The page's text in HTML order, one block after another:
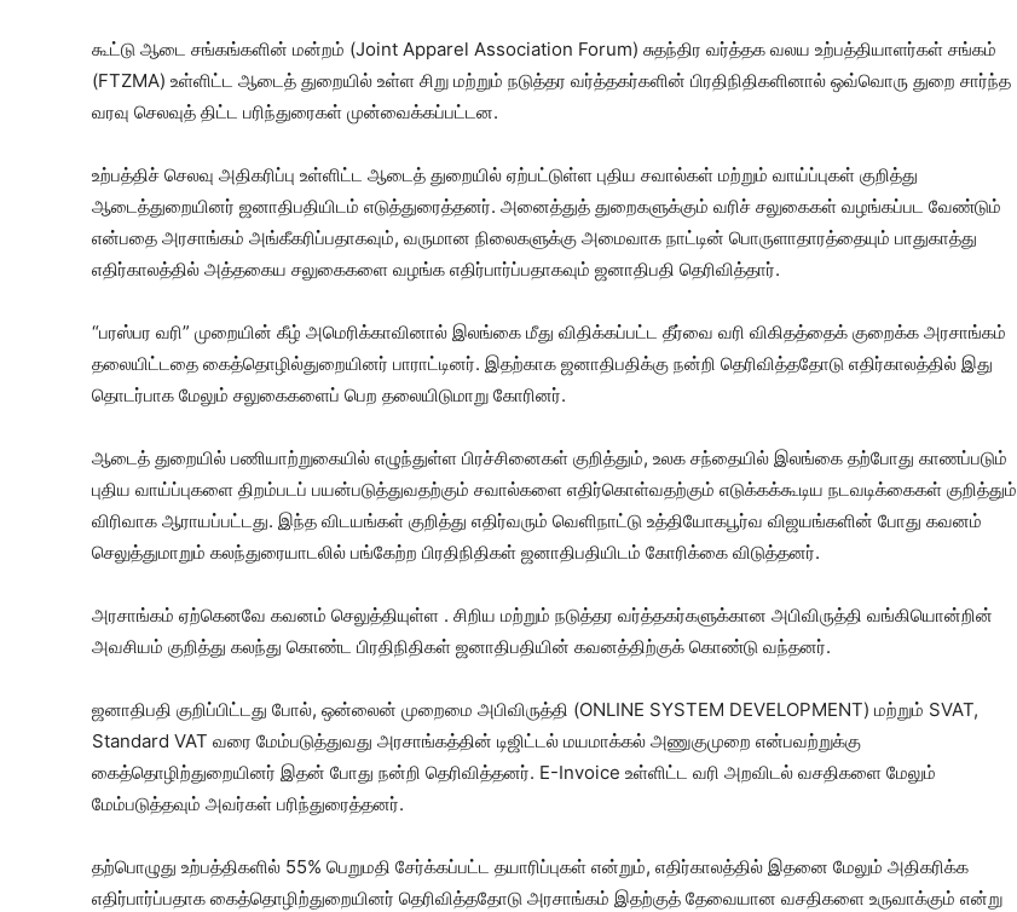
கூட்டு ஆடை சங்கங்களின் மன்றம் (Joint Apparel Association Forum) சுதந்திர வர்த்தக வலய உற்பத்தியாளர்கள் சங்கம்
(FTZMA) உள்ளிட்ட ஆடைத் துறையில் உள்ள சிறு மற்றும் நடுத்தர வர்த்தகர்களின் பிரதிநிதிகளினால் ஒவ்வொரு துறை சார்ந்த
வரவு செலவுத் திட்ட பரிந்துரைகள் முன்வைக்கப்பட்டன.
உற்பத்திச் செலவு அதிகரிப்பு உள்ளிட்ட ஆடைத் துறையில் ஏற்பட்டுள்ள புதிய சவால்கள் மற்றும் வாய்ப்புகள் குறித்து
ஆடைத்துறையினர் ஜனாதிபதியிடம் எடுத்துரைத்தனர். அனைத்துத் துறைகளுக்கும் வரிச் சலுகைகள் வழங்கப்பட வேண்டும்
என்பதை அரசாங்கம் அங்கீகரிப்பதாகவும், வருமான நிலைகளுக்கு அமைவாக நாட்டின் பொருளாதாரத்தையும் பாதுகாத்து
எதிர்காலத்தில் அத்தகைய சலுகைகளை வழங்க எதிர்பார்ப்பதாகவும் ஜனாதிபதி தெரிவித்தார்.
“பரஸ்பர வரி” முறையின் கீழ் அமெரிக்காவினால் இலங்கை மீது விதிக்கப்பட்ட தீர்வை வரி விகிதத்தைக் குறைக்க அரசாங்கம்
தலையிட்டதை கைத்தொழில்துறையினர் பாராட்டினர். இதற்காக ஜனாதிபதிக்கு நன்றி தெரிவித்ததோடு எதிர்காலத்தில் இது
தொடர்பாக மேலும் சலுகைகளைப் பெற தலையிடுமாறு கோரினர்.
ஆடைத் துறையில் பணியாற்றுகையில் எழுந்துள்ள பிரச்சினைகள் குறித்தும், உலக சந்தையில் இலங்கை தற்போது காணப்படும்
புதிய வாய்ப்புகளை திறம்படப் பயன்படுத்துவதற்கும் சவால்களை எதிர்கொள்வதற்கும் எடுக்கக்கூடிய நடவடிக்கைகள் குறித்தும்
விரிவாக ஆராயப்பட்டது. இந்த விடயங்கள் குறித்து எதிர்வரும் வெளிநாட்டு உத்தியோகபூர்வ விஜயங்களின் போது கவனம்
செலுத்துமாறும் கலந்துரையாடலில் பங்கேற்ற பிரதிநிதிகள் ஜனாதிபதியிடம் கோரிக்கை விடுத்தனர்.
அரசாங்கம் ஏற்கெனவே கவனம் செலுத்தியுள்ள . சிறிய மற்றும் நடுத்தர வர்த்தகர்களுக்கான அபிவிருத்தி வங்கியொன்றின்
அவசியம் குறித்து கலந்து கொண்ட பிரதிநிதிகள் ஜனாதிபதியின் கவனத்திற்குக் கொண்டு வந்தனர்.
ஜனாதிபதி குறிப்பிட்டது போல், ஒன்லைன் முறைமை அபிவிருத்தி (ONLINE SYSTEM DEVELOPMENT) மற்றும் SVAT,
Standard VAT வரை மேம்படுத்துவது அரசாங்கத்தின் டிஜிட்டல் மயமாக்கல் அணுகுமுறை என்பவற்றுக்கு
கைத்தொழிற்துறையினர் இதன் போது நன்றி தெரிவித்தனர். E-Invoice உள்ளிட்ட வரி அறவிடல் வசதிகளை மேலும்
மேம்படுத்தவும் அவர்கள் பரிந்துரைத்தனர்.
தற்பொழுது உற்பத்திகளில் 55% பெறுமதி சேர்க்கப்பட்ட தயாரிப்புகள் என்றும், எதிர்காலத்தில் இதனை மேலும் அதிகரிக்க
எதிர்பார்ப்பதாக கைத்தொழிற்துறையினர் தெரிவித்ததோடு அரசாங்கம் இதற்குத் தேவையான வசதிகளை உருவாக்கும் என்று